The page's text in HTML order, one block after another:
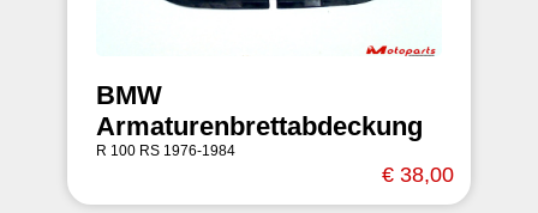
BMW
Armaturenbrettabdeckung
R 100 RS 1976-1984
€ 38,00